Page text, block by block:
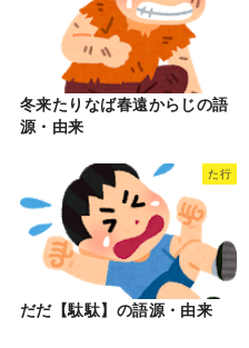
冬来たりなば春遠からじの語
源・由来
た行
だだ【駄駄】の語源・由来